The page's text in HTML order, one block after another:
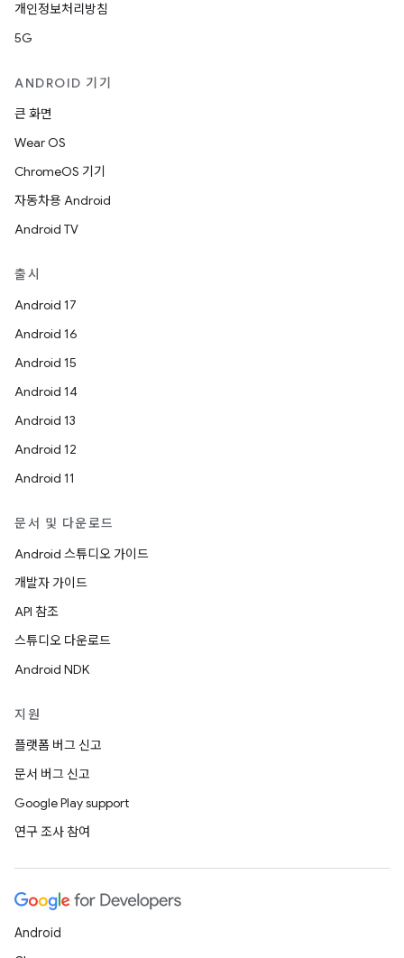
개인정보처리방침
5G
ANDROID 기기
큰 화면
Wear OS
ChromeOS 기기
자동차용 Android
Android TV
출시
Android 17
Android 16
Android 15
Android 14
Android 13
Android 12
Android 11
문서 및 다운로드
Android 스튜디오 가이드
개발자 가이드
API 참조
스튜디오 다운로드
Android NDK
지원
플랫폼 버그 신고
문서 버그 신고
Google Play support
연구 조사 참여
Android